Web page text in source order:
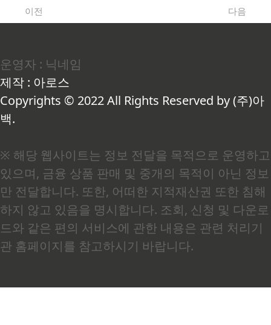
던 겁니다.서카디안 리듬이 무너지면 생기는 일제
잔 것 같은데도 몸이 천근만근인 상태가 이어졌습
니다. 당시에는 스트레스 탓이려니 했는데, 알고 보
니 근본 원인은 서카디안 리듬(Circadian Rhythm)
의 붕괴였습니다. 여기서 서카디안 리듬이란 약 24
시간 주기로 반복..
이전 다음
운영자 : 닉네임
제작 : 아로스
Copyrights © 2022 All Rights Reserved by (주)아
백.
※ 해당 웹사이트는 정보 전달을 목적으로 운영하고
있으며, 금융 상품 판매 및 중개의 목적이 아닌 정보
만 전달합니다. 또한, 어떠한 지적재산권 또한 침해
하지 않고 있음을 명시합니다. 조회, 신청 및 다운로
드와 같은 편의 서비스에 관한 내용은 관련 처리기
관 홈페이지를 참고하시기 바랍니다.